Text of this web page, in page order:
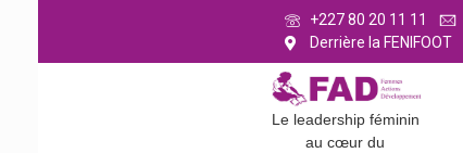
+227 80 20 11 11
Derrière la FENIFOOT
Le leadership féminin
au cœur du